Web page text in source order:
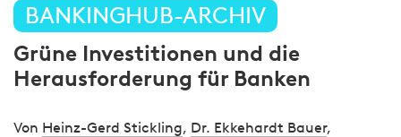
BANKINGHUB-ARCHIV
Grüne Investitionen und die
Herausforderung für Banken
Von Heinz-Gerd Stickling, Dr. Ekkehardt Bauer,